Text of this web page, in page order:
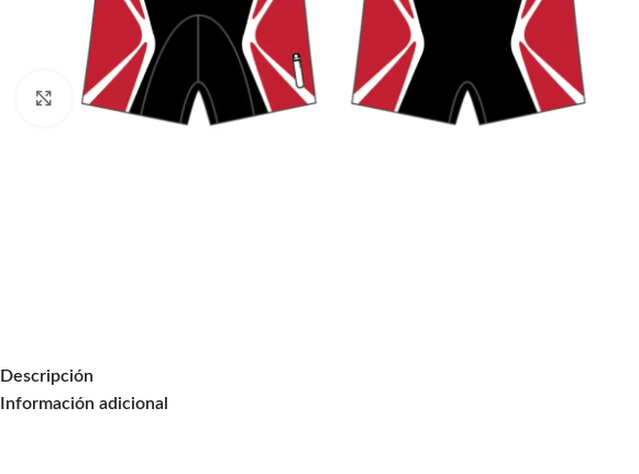
Click to enlarge
Descripción
Información adicional